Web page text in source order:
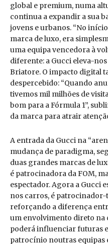
global e premium, numa
continua a expandir a sua
jovens e urbanos. “No
marca de luxo, era
uma equipa vencedora à
diferente: a Gucci eleva-
Briatore. O impacto digital
despercebido: “Quando
tivemos mil milhões de
bom para a Fórmula 1”,
da marca para atrair
A entrada da Gucci na
mudança de paradigma,
duas grandes marcas de
é patrocinadora da FOM,
espectador. Agora a Gucci
nos carros, é patrocinador-
reforçando a diferença
um envolvimento direto na
poderá influenciar futuras
patrocínio noutras equipas